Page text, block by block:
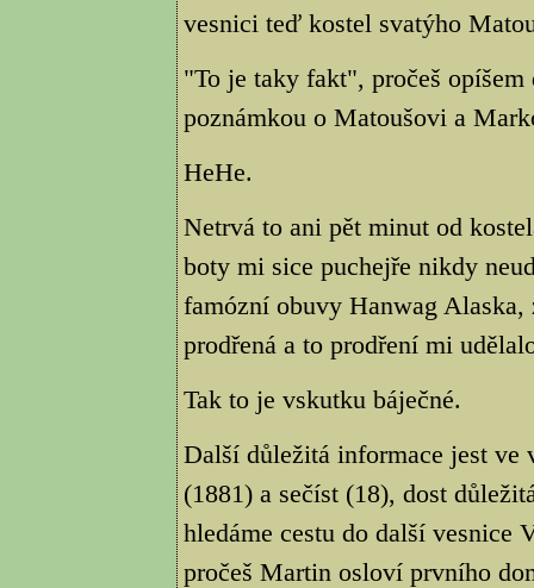
vesnici teď kostel svatýho
"To je taky fakt", pročeš
poznámkou o Matoušovi a
HeHe.
Netrvá to ani pět minut od
boty mi sice puchejře nikdy
famózní obuvy Hanwag
prodřená a to prodření mi
Tak to je vskutku báječné.
Další důležitá informace jest ve
(1881) a sečíst (18), dost
hledáme cestu do další vesnice
pročeš Martin osloví prvního